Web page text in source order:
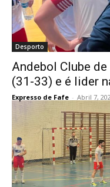
Desporto
Andebol Clube
(31-33) e é lider
Expresso de Fafe - Abril 7,